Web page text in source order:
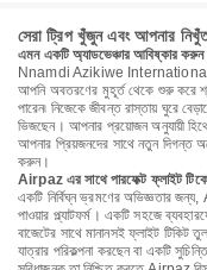
সেরা ট্রিপ খুঁজুন এবং আপনার
এমন একটি অ্যাডভেঞ্চার আবিষ্কার করুন
Nnamdi Azikiwe International
আপনি অবতরণের মুহূর্ত থেকে শুরু করে
পারেন৷ নিজেকে জীবন্ত রাস্তায় ঘুরে
ভিজছেন। আপনার প্রয়োজন অনুযায়ী
আপনার প্রিয়জনদের সাথে নতুন দিগন্ত
করুন।
Airpaz এর সাথে পারফেক্ট ফ্লাইট
একটি নির্বিঘ্ন ভ্রমণের অভিজ্ঞতার
পাওয়ার প্ল্যাটফর্ম। একটি সহজে
বাজেটের সাথে মানানসই ফ্লাইট
যাত্রার পরিকল্পনা করছেন বা একটি